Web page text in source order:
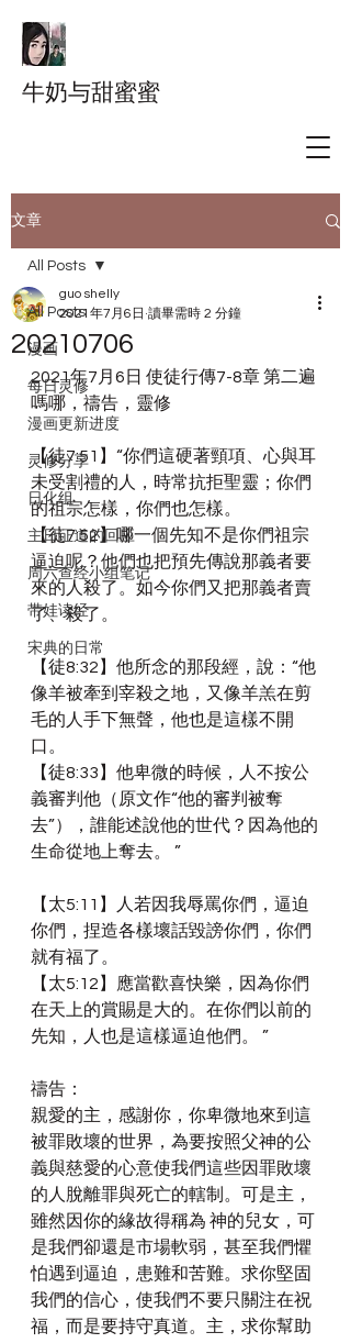
牛奶与甜蜜蜜
文章
All Posts
漫画
每日灵修
漫画更新进度
灵修分享
日化组
主日证道的回应
周六查经小组笔记
带娃读经
宋典的日常
All Posts
20210706
guo shelly
2021年7月6日 讀畢需時 2 分鐘
2021年7月6日 使徒行傳7-8章 第二遍
嗎哪，禱告，靈修
【徒7:51】“你們這硬著頸項、心與耳
未受割禮的人，時常抗拒聖靈；你們
的祖宗怎樣，你們也怎樣。
【徒7:52】哪一個先知不是你們祖宗
逼迫呢？他們也把預先傳說那義者要
來的人殺了。如今你們又把那義者賣
了、殺了。
【徒8:32】他所念的那段經，說：“他
像羊被牽到宰殺之地，又像羊羔在剪
毛的人手下無聲，他也是這樣不開
口。
【徒8:33】他卑微的時候，人不按公
義審判他（原文作“他的審判被奪
去”），誰能述說他的世代？因為他的
生命從地上奪去。 ”
【太5:11】人若因我辱罵你們，逼迫
你們，捏造各樣壞話毀謗你們，你們
就有福了。
【太5:12】應當歡喜快樂，因為你們
在天上的賞賜是大的。在你們以前的
先知，人也是這樣逼迫他們。 ”
禱告：
親愛的主，感謝你，你卑微地來到這
被罪敗壞的世界，為要按照父神的公
義與慈愛的心意使我們這些因罪敗壞
的人脫離罪與死亡的轄制。可是主，
雖然因你的緣故得稱為 神的兒女，可
是我們卻還是市場軟弱，甚至我們懼
怕遇到逼迫，患難和苦難。求你堅固
我們的信心，使我們不要只關注在祝
福，而是要持守真道。主，求你幫助